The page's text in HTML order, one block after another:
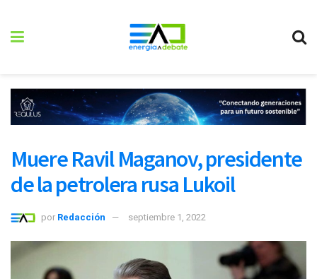
Muere Ravil Maganov, presidente
de la petrolera rusa Lukoil
por Redacción septiembre 1, 2022